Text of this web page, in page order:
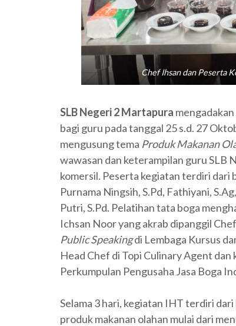
Chef Ihsan dan Peserta
SLB Negeri 2 Martapura
bagi guru pada tanggal 25 s.d. 27
mengusung tema Produk Makanan
wawasan dan keterampilan guru SLB
komersil. Peserta kegiatan terdiri dari
Purnama Ningsih, S.Pd, Fathiyani,
Putri, S.Pd. Pelatihan tata boga
Ichsan Noor yang akrab dipanggil
Public Speakingdi Lembaga Kursus
Head Chef di Topi Culinary Agent
Perkumpulan Pengusaha Jasa Boga
Selama 3 hari, kegiatan IHT terdiri dari
produk makanan olahan mulai dari